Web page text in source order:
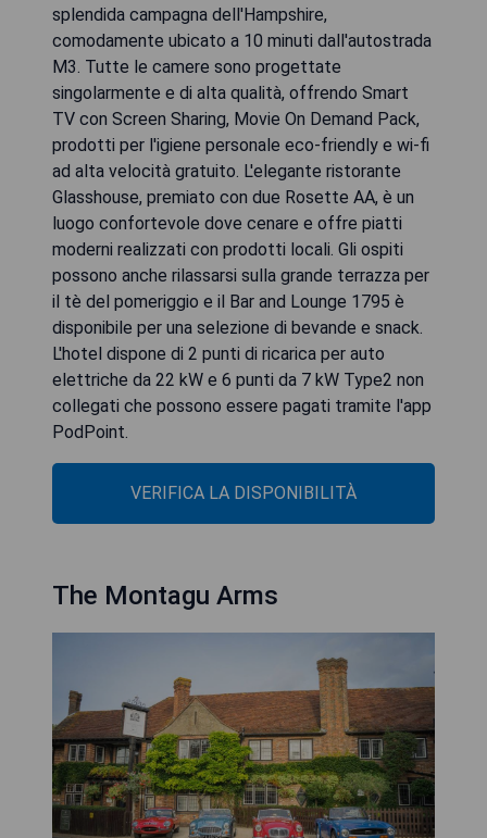
splendida campagna dell'Hampshire,
comodamente ubicato a 10 minuti dall'autostrada
M3. Tutte le camere sono progettate
singolarmente e di alta qualità, offrendo Smart
TV con Screen Sharing, Movie On Demand Pack,
prodotti per l'igiene personale eco-friendly e wi-fi
ad alta velocità gratuito. L'elegante ristorante
Glasshouse, premiato con due Rosette AA, è un
luogo confortevole dove cenare e offre piatti
moderni realizzati con prodotti locali. Gli ospiti
possono anche rilassarsi sulla grande terrazza per
il tè del pomeriggio e il Bar and Lounge 1795 è
disponibile per una selezione di bevande e snack.
L'hotel dispone di 2 punti di ricarica per auto
elettriche da 22 kW e 6 punti da 7 kW Type2 non
collegati che possono essere pagati tramite l'app
PodPoint.
VERIFICA LA DISPONIBILITÀ
The Montagu Arms